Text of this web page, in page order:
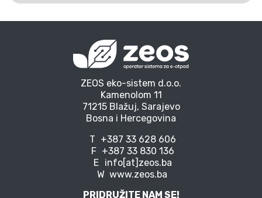
ZEOS eko-sistem d.o.o.
Kamenolom 11
71215 Blažuj, Sarajevo
Bosna i Hercegovina
T +387 33 628 606
F +387 33 830 136
E info[at]zeos.ba
W www.zeos.ba
PRIDRUŽITE NAM SE!